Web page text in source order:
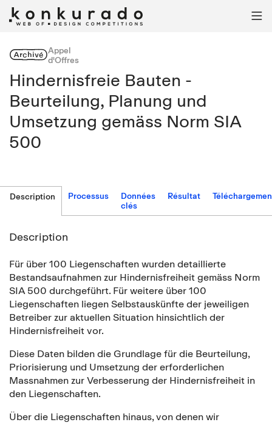

ArchivéAppel
d'Offres
Hindernisfreie Bauten -
Beurteilung, Planung und
Umsetzung gemäss Norm SIA
500
Description Processus
Données
clés
Résultat
Description
Für über 100 Liegenschaften wurden detaillierte
Bestandsaufnahmen zur Hindernisfreiheit gemäss Norm
SIA 500 durchgeführt. Für weitere über 100
Liegenschaften liegen Selbstauskünfte der jeweiligen
Betreiber zur aktuellen Situation hinsichtlich der
Hindernisfreiheit vor.
Diese Daten bilden die Grundlage für die Beurteilung,
Priorisierung und Umsetzung der erforderlichen
Massnahmen zur Verbesserung der Hindernisfreiheit in
den Liegenschaften.
Über die Liegenschaften hinaus, von denen wir